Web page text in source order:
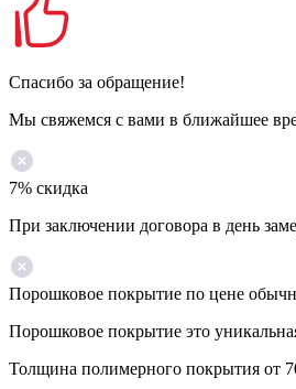
Спасибо за обращение!
Мы свяжемся с вами в ближайшее
7% скидка
При заключении договора в день
Порошковое покрытие по цене
Порошковое покрытие это
Толщина полимерного покрытия от